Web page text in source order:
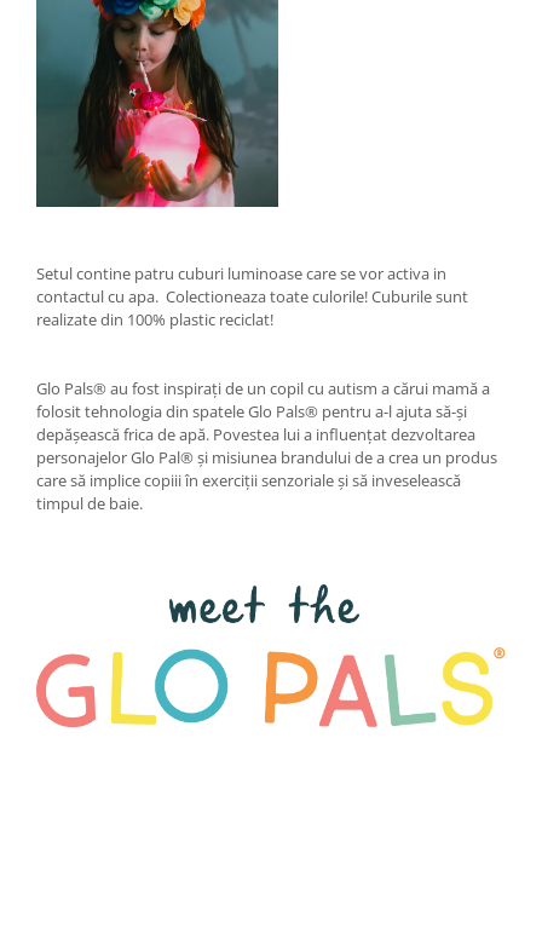
Setul contine patru cuburi luminoase care se vor activa in
contactul cu apa. Colectioneaza toate culorile! Cuburile sunt
realizate din 100% plastic reciclat!
Glo Pals® au fost inspirați de un copil cu autism a cărui mamă a
folosit tehnologia din spatele Glo Pals® pentru a-l ajuta să-și
depășească frica de apă. Povestea lui a influențat dezvoltarea
personajelor Glo Pal® și misiunea brandului de a crea un produs
care să implice copiii în exerciții senzoriale și să inveselească
timpul de baie.